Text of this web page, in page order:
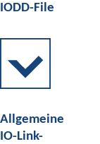
IODD-File
Allgemeine
IO-Link-